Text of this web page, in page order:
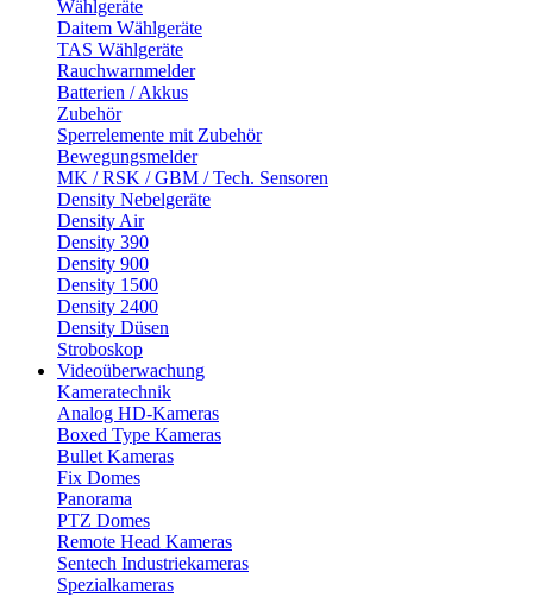
Wählgeräte
Daitem Wählgeräte
TAS Wählgeräte
Rauchwarnmelder
Batterien / Akkus
Zubehör
Sperrelemente mit Zubehör
Bewegungsmelder
MK / RSK / GBM / Tech. Sensoren
Density Nebelgeräte
Density Air
Density 390
Density 900
Density 1500
Density 2400
Density Düsen
Stroboskop
Videoüberwachung
Kameratechnik
Analog HD-Kameras
Boxed Type Kameras
Bullet Kameras
Fix Domes
Panorama
PTZ Domes
Remote Head Kameras
Sentech Industriekameras
Spezialkameras